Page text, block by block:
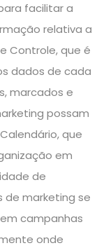
facilitar a
relativa a
Controle, que é
dados de cada
marcados e
possam
que
em
de
de marketing se
campanhas
onde